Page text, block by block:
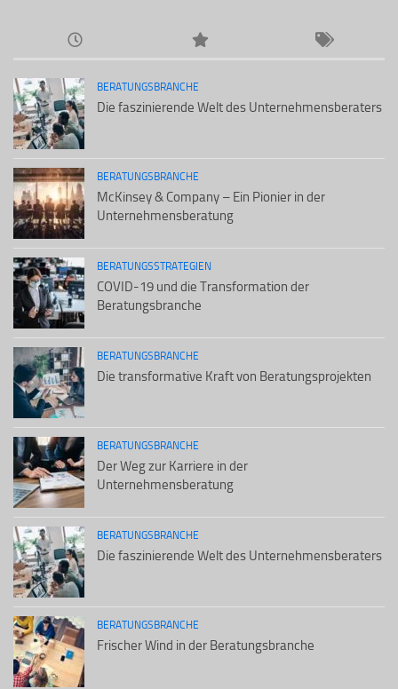
BERATUNGSBRANCHE
Die faszinierende Welt des Unternehmensberaters
BERATUNGSBRANCHE
McKinsey & Company – Ein Pionier in der
Unternehmensberatung
BERATUNGSSTRATEGIEN
COVID-19 und die Transformation der
Beratungsbranche
BERATUNGSBRANCHE
Die transformative Kraft von Beratungsprojekten
BERATUNGSBRANCHE
Der Weg zur Karriere in der
Unternehmensberatung
BERATUNGSBRANCHE
Die faszinierende Welt des Unternehmensberaters
BERATUNGSBRANCHE
Frischer Wind in der Beratungsbranche